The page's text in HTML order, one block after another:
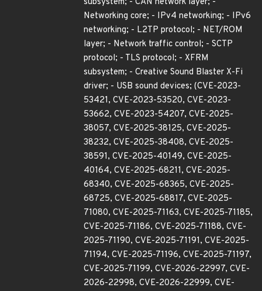
Networking core; - IPv4 networking; - IPv6
networking; - L2TP protocol; - NET/ROM
layer; - Network traffic control; - SCTP
protocol; - TLS protocol; - XFRM
subsystem; - Creative Sound Blaster X-Fi
driver; - USB sound devices; (CVE-2023-
53421, CVE-2023-53520, CVE-2023-
53662, CVE-2023-54207, CVE-2025-
38057, CVE-2025-38125, CVE-2025-
38232, CVE-2025-38408, CVE-2025-
38591, CVE-2025-40149, CVE-2025-
40164, CVE-2025-68211, CVE-2025-
68340, CVE-2025-68365, CVE-2025-
68725, CVE-2025-68817, CVE-2025-
71080, CVE-2025-71163, CVE-2025-71185,
CVE-2025-71186, CVE-2025-71188, CVE-
2025-71190, CVE-2025-71191, CVE-2025-
71194, CVE-2025-71196, CVE-2025-71197,
CVE-2025-71199, CVE-2026-22997, CVE-
2026-22998, CVE-2026-22999, CVE-